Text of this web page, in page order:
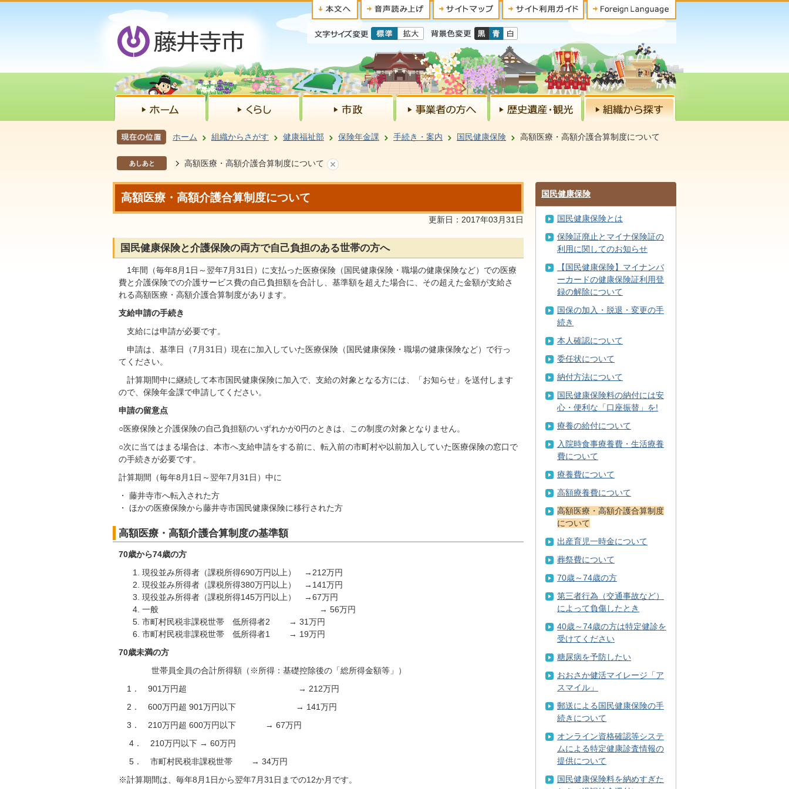
ホーム 組織からさがす 健康福祉部 保険年金課 手続き・案内 国民健康保険 高額医療・高額介護合算制度について
あしあと 高額医療・高額介護合算制度について
高額医療・高額介護合算制度について
更新日：2017年03月31日
国民健康保険と介護保険の両方で自己負担のある世帯の方へ
1年間（毎年8月1日～翌年7月31日）に支払った医療保険（国民健康保険・職場の健康保険など）での医療
費と介護保険での介護サービス費の自己負担額を合計し、基準額を超えた場合に、その超えた金額が支給さ
れる高額医療・高額介護合算制度があります。
支給申請の手続き
支給には申請が必要です。
申請は、基準日（7月31日）現在に加入していた医療保険（国民健康保険・職場の健康保険など）で行っ
てください。
計算期間中に継続して本市国民健康保険に加入で、支給の対象となる方には、「お知らせ」を送付します
ので、保険年金課で申請してください。
申請の留意点
○医療保険と介護保険の自己負担額のいずれかが0円のときは、この制度の対象となりません。
○次に当てはまる場合は、本市へ支給申請をする前に、転入前の市町村や以前加入していた医療保険の窓口で
の手続きが必要です。
計算期間（毎年8月1日～翌年7月31日）中に
・ 藤井寺市へ転入された方
・ ほかの医療保険から藤井寺市国民健康保険に移行された方
高額医療・高額介護合算制度の基準額
70歳から74歳の方
現役並み所得者（課税所得690万円以上） →212万円
現役並み所得者（課税所得380万円以上） →141万円
現役並み所得者（課税所得145万円以上） →67万円
一般 → 56万円
市町村民税非課税世帯 低所得者2 → 31万円
市町村民税非課税世帯 低所得者1 → 19万円
70歳未満の方
世帯員全員の合計所得額（※所得：基礎控除後の「総所得金額等」）
1． 901万円超 → 212万円
2． 600万円超 901万円以下 → 141万円
3． 210万円超 600万円以下 → 67万円
4． 210万円以下 → 60万円
5． 市町村民税非課税世帯 → 34万円
※計算期間は、毎年8月1日から翌年7月31日までの12か月です。
国民健康保険
国民健康保険とは
保険証廃止とマイナ保険証の
利用に関してのお知らせ
【国民健康保険】マイナンバ
ーカードの健康保険証利用登
録の解除について
国保の加入・脱退・変更の手
続き
本人確認について
委任状について
納付方法について
国民健康保険料の納付には安
心・便利な「口座振替」を!
療養の給付について
入院時食事療養費・生活療養
費について
療養費について
高額療養費について
高額医療・高額介護合算制度
について
出産育児一時金について
葬祭費について
70歳～74歳の方
第三者行為（交通事故など）
によって負傷したとき
40歳～74歳の方は特定健診を
受けてください
糖尿病を予防したい
おおさか健活マイレージ「ア
スマイル」
郵送による国民健康保険の手
続きについて
オンライン資格確認等システ
ムによる特定健康診査情報の
提供について
国民健康保険料を納めすぎた